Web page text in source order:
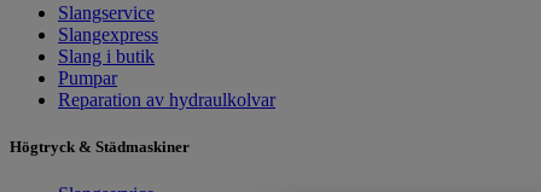
Slangservice
Slangexpress
Slang i butik
Pumpar
Reparation av hydraulkolvar
Högtryck & Städmaskiner